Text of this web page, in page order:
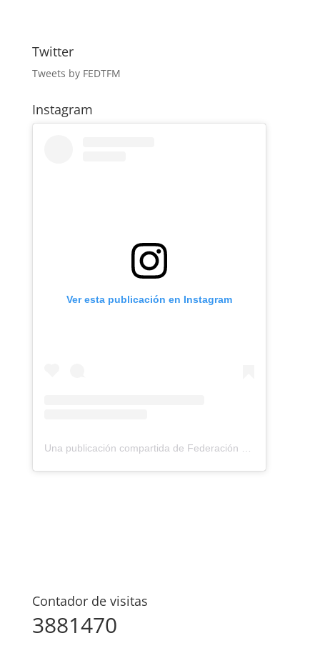
Twitter
Tweets by FEDTFM
Instagram
Ver esta publicación en Instagram
Una publicación compartida de Federación Montañismo Tenerife (@federacion_montanismo_tenerife)
Contador de visitas
3881470